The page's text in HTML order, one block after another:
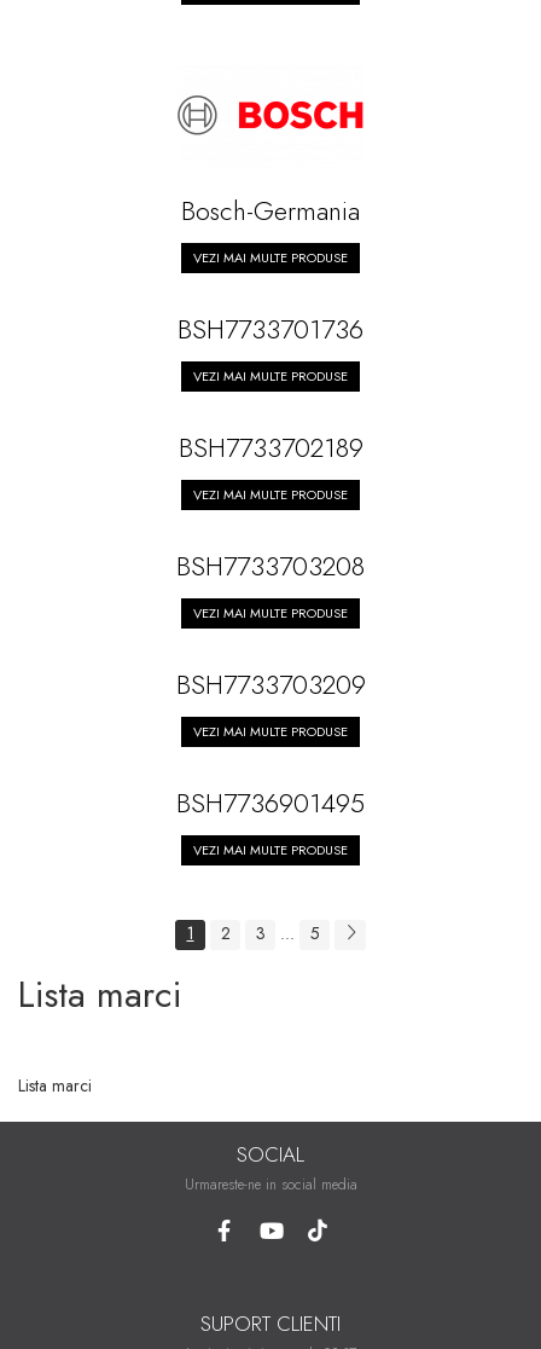
Bosch-Germania
VEZI MAI MULTE PRODUSE
BSH7733701736
VEZI MAI MULTE PRODUSE
BSH7733702189
VEZI MAI MULTE PRODUSE
BSH7733703208
VEZI MAI MULTE PRODUSE
BSH7733703209
VEZI MAI MULTE PRODUSE
BSH7736901495
VEZI MAI MULTE PRODUSE
1 2 3 ... 5
Lista marci
Lista marci
SOCIAL
Urmareste-ne in social media
SUPORT CLIENTI